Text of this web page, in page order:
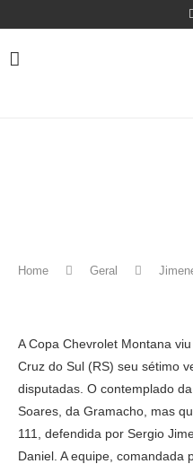
Home Geral
A Copa Chevrolet Montana
Cruz do Sul (RS) seu sétimo
disputadas. O contemplado
Soares, da Gramacho, mas
111, defendida por Sergio
Daniel. A equipe, comandada